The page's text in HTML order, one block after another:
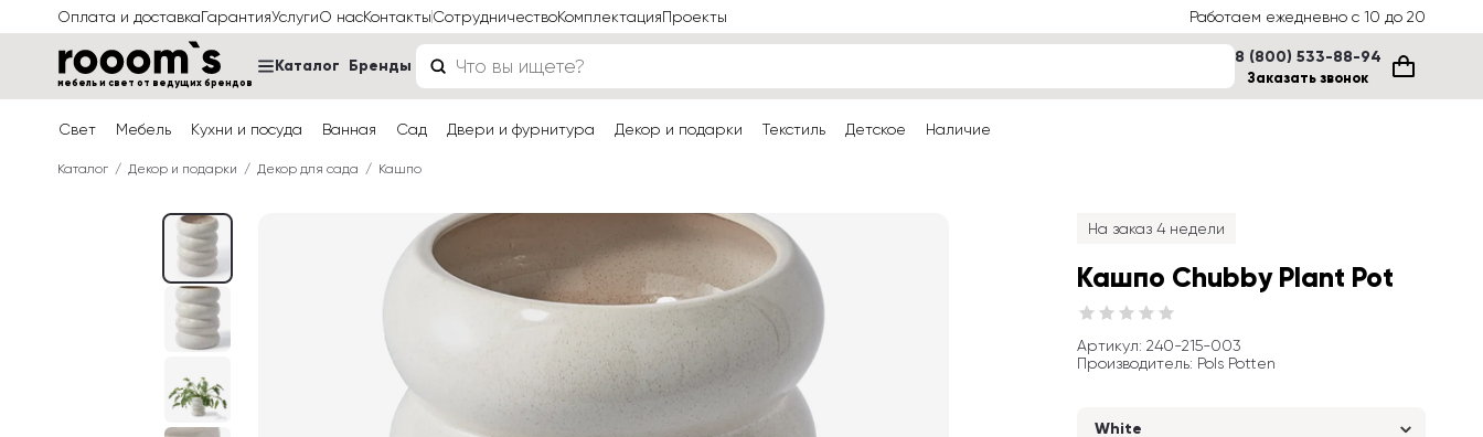
Оплата и доставкаГарантияУслугиО насКонтактыСотрудничествоКомплектацияПроекты Работаем ежедневно с 10 до 20
мебель и свет от ведущих брендов
Каталог Бренды 8 (800) 533-88-94
Заказать звонок
Свет Мебель Кухни и посуда Ванная Сад Двери и фурнитура Декор и подарки Текстиль Детское Наличие
Каталог Декор и подарки Декор для сада Кашпо
На заказ 4 недели
Кашпо Chubby Plant Pot
Артикул: 240-215-003
Производитель: Pols Potten
White